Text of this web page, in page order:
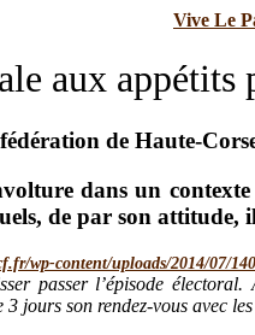
Vive Le
aux
de Haute-
dans un
de par son attitude,
passer l’épisode
3 jours son rendez-vous avec